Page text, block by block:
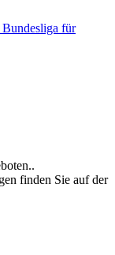
für
finden Sie auf der